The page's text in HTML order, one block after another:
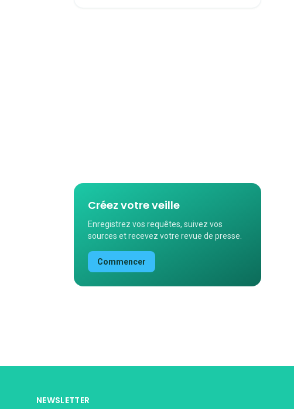
Créez votre veille
Enregistrez vos requêtes, suivez vos
sources et recevez votre revue de presse.
Commencer
NEWSLETTER